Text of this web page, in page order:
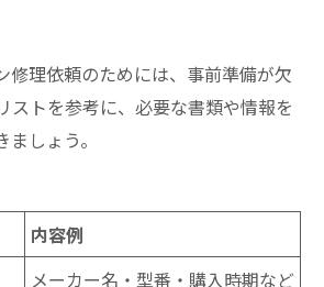
修理依頼のためには、事前準備が欠
ストを参考に、必要な書類や情報を
しょう。
内容例
メーカー名・型番・購入時期など